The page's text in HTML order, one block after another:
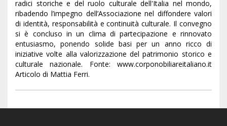
radici storiche e del ruolo culturale dell'Italia nel mondo,
ribadendo l’impegno dell’Associazione nel diffondere valori
di identità, responsabilità e continuità culturale. Il convegno
si è concluso in un clima di partecipazione e rinnovato
entusiasmo, ponendo solide basi per un anno ricco di
iniziative volte alla valorizzazione del patrimonio storico e
culturale nazionale. Fonte: www.corponobiliareitaliano.it
Articolo di Mattia Ferri.